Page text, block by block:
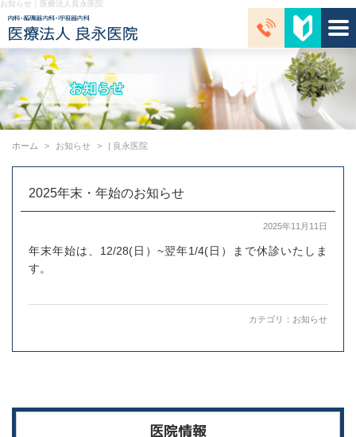
お知らせ｜医療法人良永医院
ホーム お知らせ | 良永医院
2025年末・年始のお知らせ
2025年11月11日
年末年始は、12/28(日）~翌年1/4(日）まで休診いたしま
す。
カテゴリ： お知らせ
医院情報